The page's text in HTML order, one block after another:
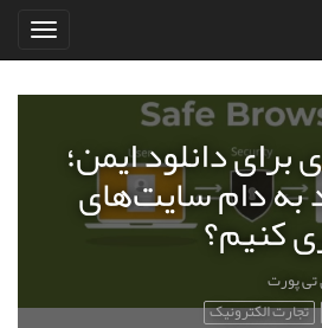
دانلود ایمن؛
به دام سایت‌های
کنیم؟
پورت
تجارت الکترونیک